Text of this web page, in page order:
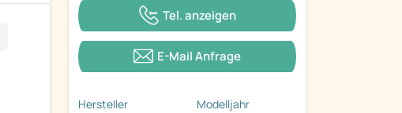
Tel. anzeigen
E-Mail Anfrage
Hersteller Modelljahr